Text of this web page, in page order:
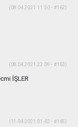
(08.04.2021 11:50 - #162)
(08.04.2021 22:09 - #163)
İŞLER
(11.04.2021 01:42 - #165)